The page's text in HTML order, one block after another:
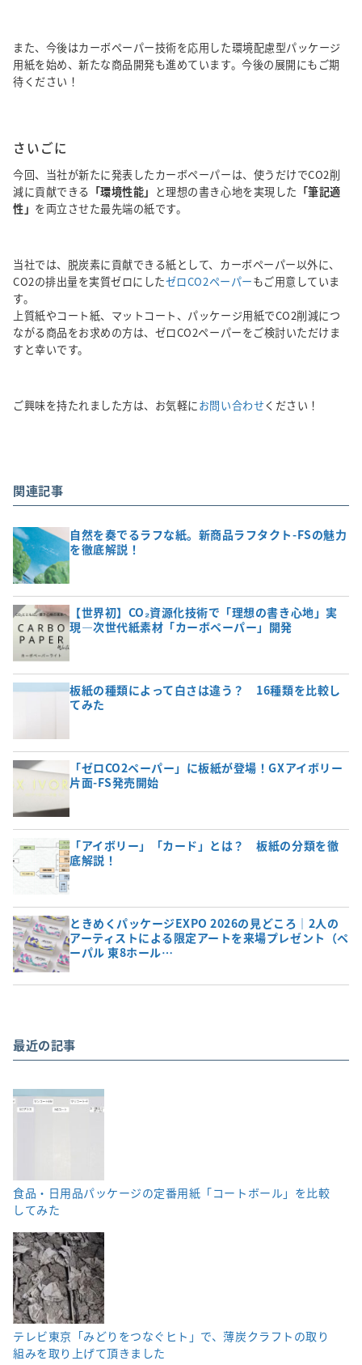
また、今後はカーボペーパー技術を応用した環境配慮型パッケージ
用紙を始め、新たな商品開発も進めています。今後の展開にもご期
待ください！
さいごに
今回、当社が新たに発表したカーボペーパーは、使うだけでCO2削
減に貢献できる 「環境性能」 と理想の書き心地を実現した 「筆記適
性」 を両立させた最先端の紙です。
当社では、脱炭素に貢献できる紙として、カーボペーパー以外に、
CO2の排出量を実質ゼロにしたゼロCO2ペーパーもご用意していま
す。
上質紙やコート紙、マットコート、パッケージ用紙でCO2削減につ
ながる商品をお求めの方は、ゼロCO2ペーパーをご検討いただけま
すと幸いです。
ご興味を持たれました方は、お気軽にお問い合わせください！
関連記事
自然を奏でるラフな紙。新商品ラフタクト-FSの魅力
を徹底解説！
【世界初】CO₂資源化技術で「理想の書き心地」実
現―次世代紙素材「カーボペーパー」開発
板紙の種類によって白さは違う？ 16種類を比較し
てみた
「ゼロCO2ペーパー」に板紙が登場！GXアイボリー
片面-FS発売開始
「アイボリー」「カード」とは？ 板紙の分類を徹
底解説！
ときめくパッケージEXPO 2026の見どころ｜2人の
アーティストによる限定アートを来場プレゼント（ペ
ーパル 東8ホール…
最近の記事
食品・日用品パッケージの定番用紙「コートボール」を比較
してみた
テレビ東京「みどりをつなぐヒト」で、薄炭クラフトの取り
組みを取り上げて頂きました